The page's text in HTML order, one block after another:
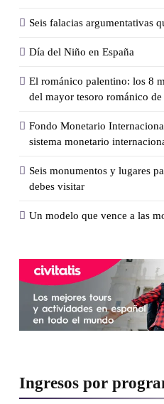
Seis falacias argumentativas
Día del Niño en España
El románico palentino: los 8
del mayor tesoro románico de
Fondo Monetario
sistema monetario
Seis monumentos y lugares
debes visitar
Un modelo que vence a las
Ingresos por